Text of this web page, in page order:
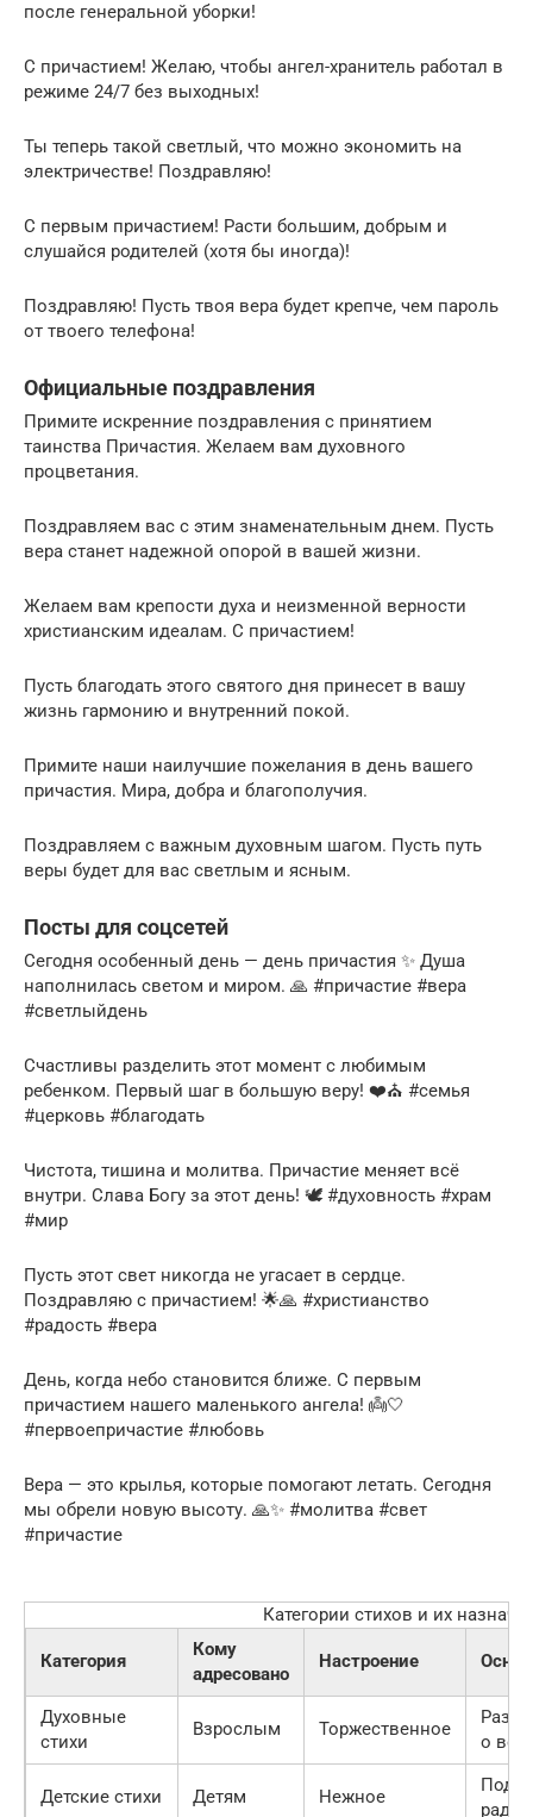
после генеральной уборки!
С причастием! Желаю, чтобы ангел-хранитель работал в
режиме 24/7 без выходных!
Ты теперь такой светлый, что можно экономить на
электричестве! Поздравляю!
С первым причастием! Расти большим, добрым и
слушайся родителей (хотя бы иногда)!
Поздравляю! Пусть твоя вера будет крепче, чем пароль
от твоего телефона!
Официальные поздравления
Примите искренние поздравления с принятием
таинства Причастия. Желаем вам духовного
процветания.
Поздравляем вас с этим знаменательным днем. Пусть
вера станет надежной опорой в вашей жизни.
Желаем вам крепости духа и неизменной верности
христианским идеалам. С причастием!
Пусть благодать этого святого дня принесет в вашу
жизнь гармонию и внутренний покой.
Примите наши наилучшие пожелания в день вашего
причастия. Мира, добра и благополучия.
Поздравляем с важным духовным шагом. Пусть путь
веры будет для вас светлым и ясным.
Посты для соцсетей
Сегодня особенный день — день причастия ✨ Душа
наполнилась светом и миром. 🙏 #причастие #вера
#светлыйдень
Счастливы разделить этот момент с любимым
ребенком. Первый шаг в большую веру! ❤️⛪️ #семья
#церковь #благодать
Чистота, тишина и молитва. Причастие меняет всё
внутри. Слава Богу за этот день! 🕊️ #духовность #храм
#мир
Пусть этот свет никогда не угасает в сердце.
Поздравляю с причастием! 🌟🙏 #христианство
#радость #вера
День, когда небо становится ближе. С первым
причастием нашего маленького ангела! 👼🤍
#первоепричастие #любовь
Вера — это крылья, которые помогают летать. Сегодня
мы обрели новую высоту. 🙏✨ #молитва #свет
#причастие
Категории стихов и их
Категория
Кому
адресовано
Настроение
Духовные
стихи
Взрослым Торжественное
о
Детские стихи Детям Нежное